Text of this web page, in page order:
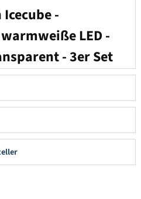
-
LED -
- 3er Set